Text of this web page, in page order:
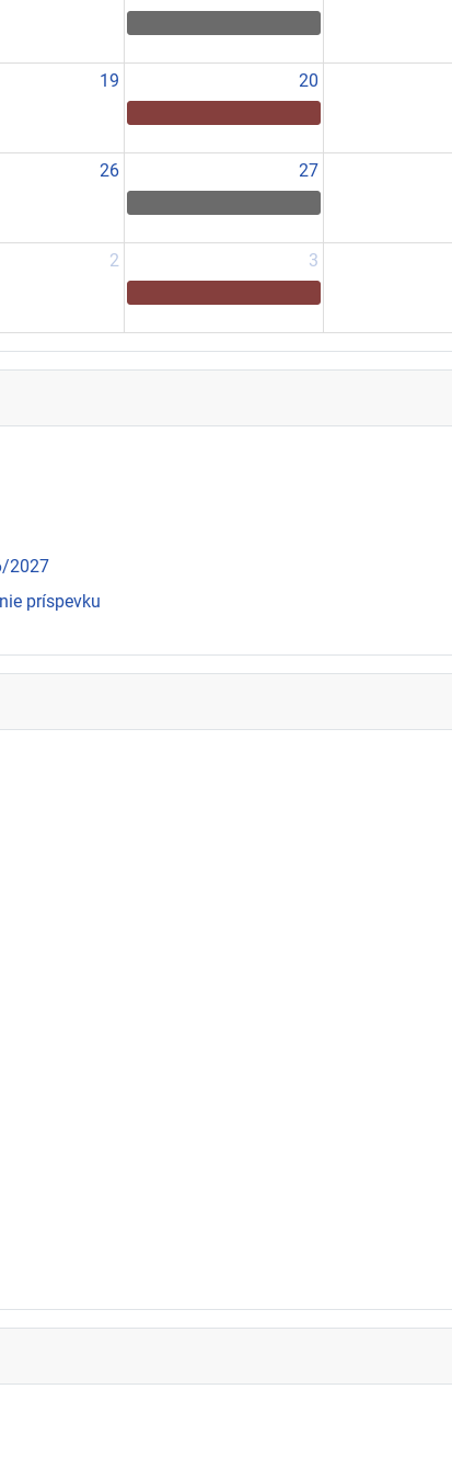
19 20
26 27
2 3
2027
príspevku